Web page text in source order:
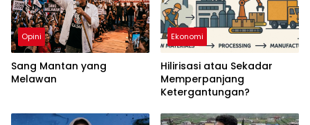
Opini
Sang Mantan yang
Melawan
Ekonomi
Hilirisasi atau Sekadar
Memperpanjang
Ketergantungan?